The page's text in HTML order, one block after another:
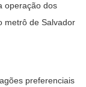
operação dos
metrô de Salvador
preferenciais